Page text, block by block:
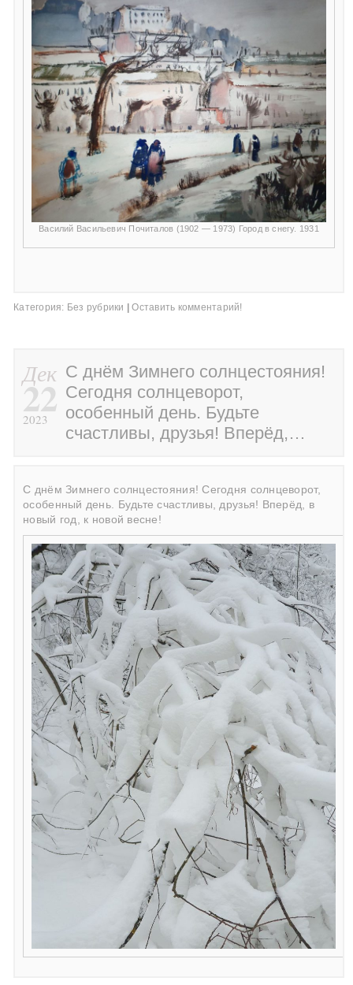
Василий Васильевич Почиталов (1902 — 1973) Город в снегу. 1931
Категория: Без рубрики | Оставить комментарий!
Дек
22
2023
С днём Зимнего солнцестояния!
Сегодня солнцеворот,
особенный день. Будьте
счастливы, друзья! Вперёд,…
С днём Зимнего солнцестояния! Сегодня солнцеворот,
особенный день. Будьте счастливы, друзья! Вперёд, в
новый год, к новой весне!